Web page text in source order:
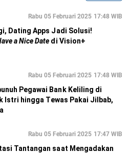
Rabu 05 Februari 2025 17:48 WIB
Dating Apps Jadi Solusi!
a Nice Date di Vision+
Rabu 05 Februari 2025 17:48 WIB
Pegawai Bank Keliling di
Istri hingga Tewas Pakai Jilbab,
Rabu 05 Februari 2025 17:47 WIB
Tantangan saat Mengadakan